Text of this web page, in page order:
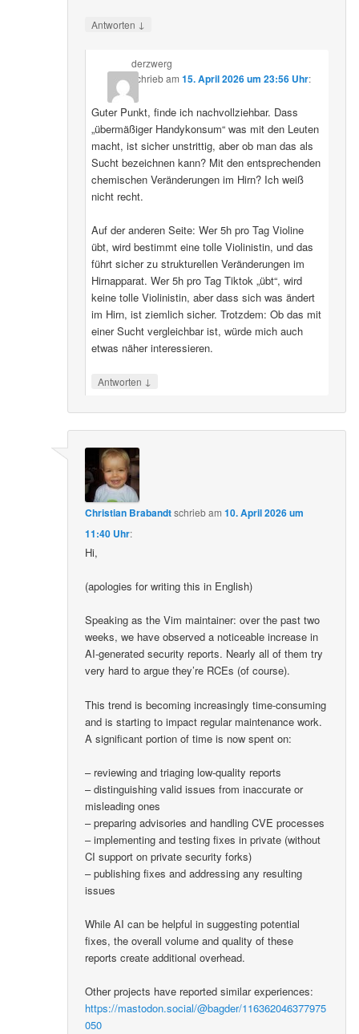
Antworten ↓
derzwerg
schriebam 15. April 2026 um 23:56 Uhr:
Guter Punkt, finde ich nachvollziehbar. Dass
„übermäßiger Handykonsum“ was mit den Leuten
macht, ist sicher unstrittig, aber ob man das als
Sucht bezeichnen kann? Mit den entsprechenden
chemischen Veränderungen im Hirn? Ich weiß
nicht recht.
Auf der anderen Seite: Wer 5h pro Tag Violine
übt, wird bestimmt eine tolle Violinistin, und das
führt sicher zu strukturellen Veränderungen im
Hirnapparat. Wer 5h pro Tag Tiktok „übt“, wird
keine tolle Violinistin, aber dass sich was ändert
im Hirn, ist ziemlich sicher. Trotzdem: Ob das mit
einer Sucht vergleichbar ist, würde mich auch
etwas näher interessieren.
Antworten ↓
Christian Brabandtschriebam10. April 2026 um
11:40 Uhr:
Hi,
(apologies for writing this in English)
Speaking as the Vim maintainer: over the past two
weeks, we have observed a noticeable increase in
AI-generated security reports. Nearly all of them try
very hard to argue they’re RCEs (of course).
This trend is becoming increasingly time-consuming
and is starting to impact regular maintenance work.
A significant portion of time is now spent on:
– reviewing and triaging low-quality reports
– distinguishing valid issues from inaccurate or
misleading ones
– preparing advisories and handling CVE processes
– implementing and testing fixes in private (without
CI support on private security forks)
– publishing fixes and addressing any resulting
issues
While AI can be helpful in suggesting potential
fixes, the overall volume and quality of these
reports create additional overhead.
Other projects have reported similar experiences:
https://mastodon.social/@bagder/116362046377975
050